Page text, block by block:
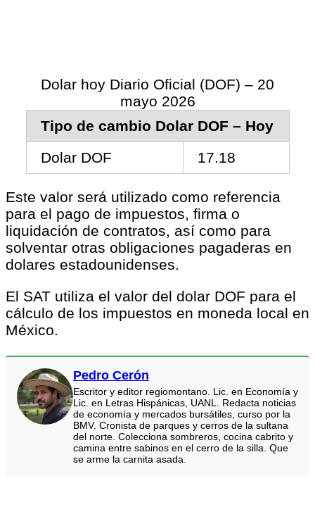
Dolar hoy Diario Oficial (DOF) – 20
mayo 2026
Tipo de cambio Dolar DOF – Hoy
Dolar DOF
17.18
Este valor será utilizado como referencia
para el pago de impuestos, firma o
liquidación de contratos, así como para
solventar otras obligaciones pagaderas en
dolares estadounidenses.
El SAT utiliza el valor del dolar DOF para el
cálculo de los impuestos en moneda local en
México.
Pedro Cerón
Escritor y editor regiomontano. Lic. en Economía y
Lic. en Letras Hispánicas, UANL. Redacta noticias
de economía y mercados bursátiles, curso por la
BMV. Cronista de parques y cerros de la sultana
del norte. Colecciona sombreros, cocina cabrito y
camina entre sabinos en el cerro de la silla. Que
se arme la carnita asada.